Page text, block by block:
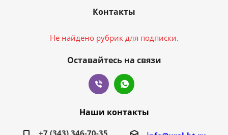
Контакты
Не найдено рубрик для подписки.
Оставайтесь на связи
Наши контакты
+7 (343) 346-70-35